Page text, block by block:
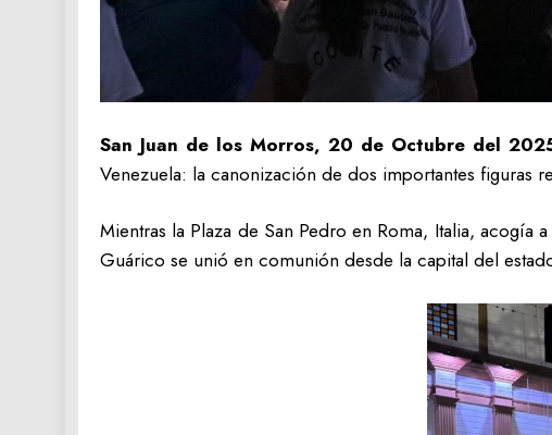
San Juan de los Morros, 20 de Octubre del
Venezuela: la canonización de dos importantes figuras
‎Mientras la Plaza de San Pedro en Roma, Italia,
Guárico se unió en comunión desde la capital del